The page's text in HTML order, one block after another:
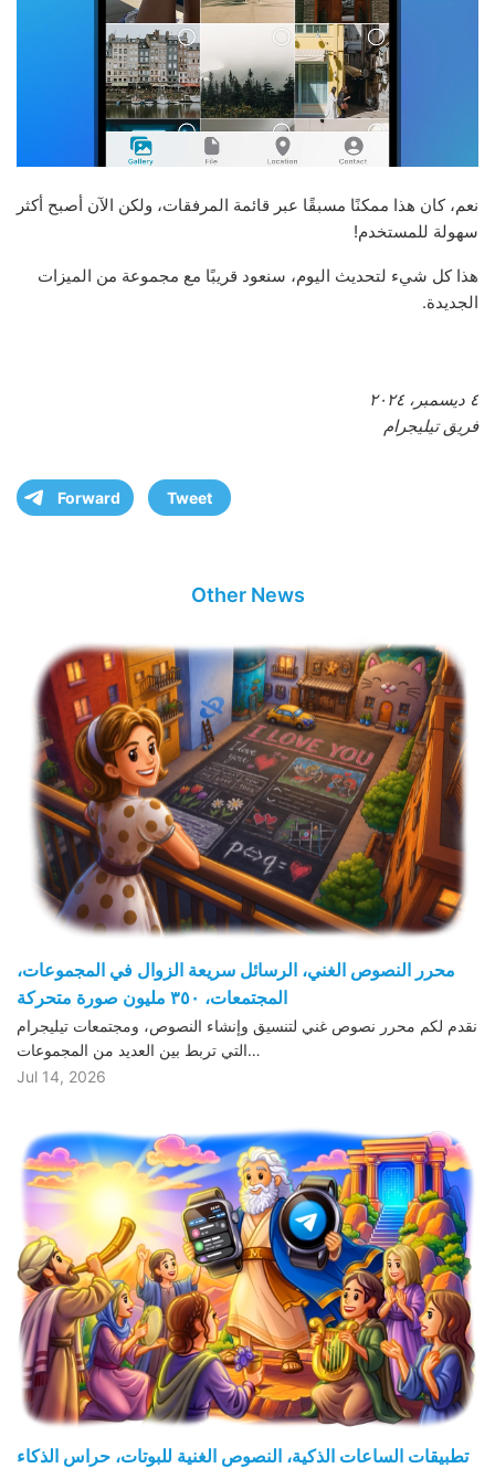
نعم، كان هذا ممكنًا مسبقًا عبر قائمة المرفقات، ولكن الآن أصبح أكثر
سهولة للمستخدم!
هذا كل شيء لتحديث اليوم، سنعود قريبًا مع مجموعة من الميزات
الجديدة.
٤ ديسمبر، ٢٠٢٤
فريق تيليجرام
Forward Tweet
Other News
محرر النصوص الغني، الرسائل سريعة الزوال في المجموعات،
المجتمعات، ٣٥٠ مليون صورة متحركة
نقدم لكم محرر نصوص غني لتنسيق وإنشاء النصوص، ومجتمعات تيليجرام
التي تربط بين العديد من المجموعات…
Jul 14, 2026
تطبيقات الساعات الذكية، النصوص الغنية للبوتات، حراس الذكاء